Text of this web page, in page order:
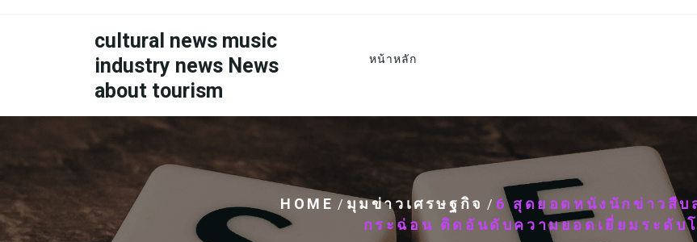
cultural news music
industry news News
about tourism
หน้าหลัก
HOME / มุมข่าวเศรษฐกิจ / 6 สุดยอดหนังนักข่าวสืบ
กระฉ่อน ติดอันดับความยอดเยี่ยมระดับ